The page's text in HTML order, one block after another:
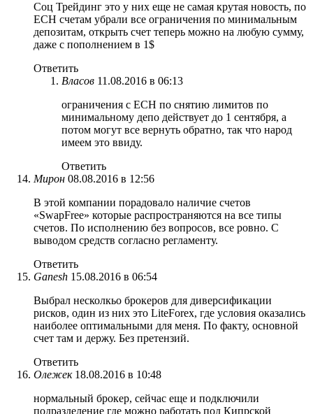
Соц Трейдинг это у них еще не самая крутая новость, по
ЕСН счетам убрали все ограничения по минимальным
депозитам, открыть счет теперь можно на любую сумму,
даже с пополнением в 1$
Ответить
Власов 11.08.2016 в 06:13
ограничения с ЕСН по снятию лимитов по
минимальному депо действует до 1 сентября, а
потом могут все вернуть обратно, так что народ
имеем это ввиду.
Ответить
Мирон 08.08.2016 в 12:56
В этой компании порадовало наличие счетов
«SwapFree» которые распространяются на все типы
счетов. По исполнению без вопросов, все ровно. С
выводом средств согласно регламенту.
Ответить
Ganesh 15.08.2016 в 06:54
Выбрал несколкьо брокеров для диверсификации
рисков, один из них это LiteForex, где условия оказались
наиболее оптимальными для меня. По факту, основной
счет там и держу. Без претензий.
Ответить
Олежек 18.08.2016 в 10:48
нормальный брокер, сейчас еще и подключили
подразделение где можно работать под Кипрской